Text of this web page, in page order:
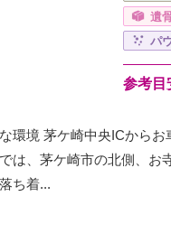
遺
パ
参考目
環境 茅ケ崎中央ICから
は、茅ケ崎市の北側、お
ち着...